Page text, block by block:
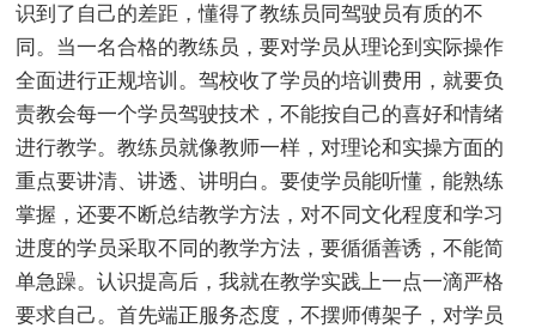
识到了自己的差距，懂得了教练员同驾驶员有质的不
同。当一名合格的教练员，要对学员从理论到实际操作
全面进行正规培训。驾校收了学员的培训费用，就要负
责教会每一个学员驾驶技术，不能按自己的喜好和情绪
进行教学。教练员就像教师一样，对理论和实操方面的
重点要讲清、讲透、讲明白。要使学员能听懂，能熟练
掌握，还要不断总结教学方法，对不同文化程度和学习
进度的学员采取不同的教学方法，要循循善诱，不能简
单急躁。认识提高后，我就在教学实践上一点一滴严格
要求自己。首先端正服务态度，不摆师傅架子，对学员